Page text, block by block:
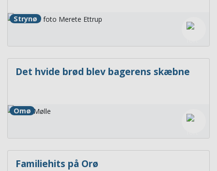
Strynø
Det hvide brød blev bagerens skæbne
Omø
Familiehits på Orø